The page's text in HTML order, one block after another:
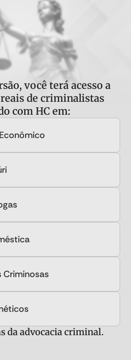
você terá acesso a
de criminalistas
com HC em:
Criminosas
da advocacia criminal.